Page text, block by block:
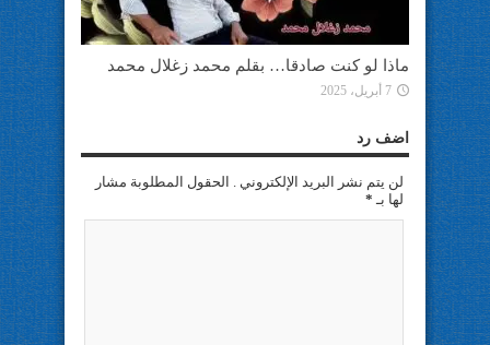
ماذا لو كنت صادقا… بقلم محمد زغلال محمد
7 أبريل، 2025
اضف رد
لن يتم نشر البريد الإلكتروني . الحقول المطلوبة مشار
لها بـ *